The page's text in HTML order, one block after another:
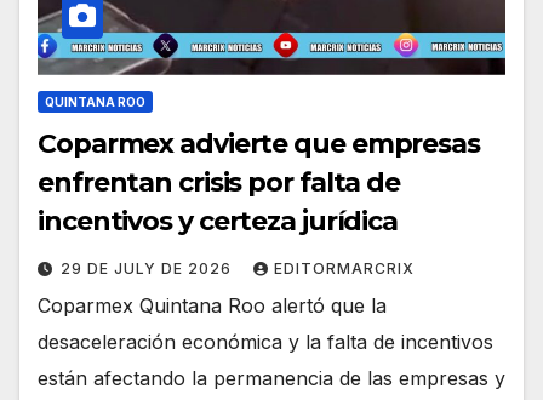
QUINTANA ROO
Coparmex advierte que empresas
enfrentan crisis por falta de
incentivos y certeza jurídica
29 DE JULY DE 2026 EDITORMARCRIX
Coparmex Quintana Roo alertó que la
desaceleración económica y la falta de incentivos
están afectando la permanencia de las empresas y